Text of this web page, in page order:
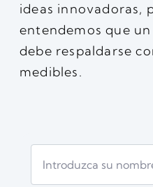
ideas innovadoras,
entendemos que
debe respaldarse
medibles.